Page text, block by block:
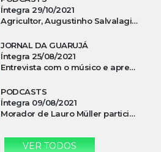
Íntegra 29/10/2021
Agricultor, Augustinho Salvalagio, relata sobre aparição do Cavaleiro Negro no Rio das Furnas
JORNAL DA GUARUJÁ
Íntegra 25/08/2021
Entrevista com o músico e apresentador, Lismael Ferrareis, no Cidade e Campo
PODCASTS
Íntegra 09/08/2021
Morador de Lauro Müller participa de motociata em apoio a Bolsonaro
VER TODOS